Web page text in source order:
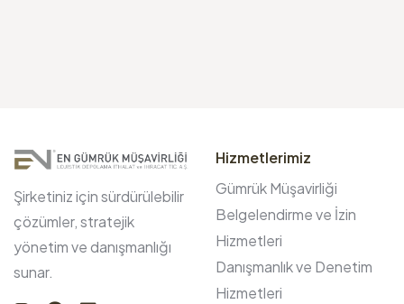
Şirketiniz için sürdürülebilir
çözümler, stratejik
yönetim ve danışmanlığı
sunar.
Hizmetlerimiz
Gümrük Müşavirliği
Belgelendirme ve İzin
Hizmetleri
Danışmanlık ve Denetim
Hizmetleri